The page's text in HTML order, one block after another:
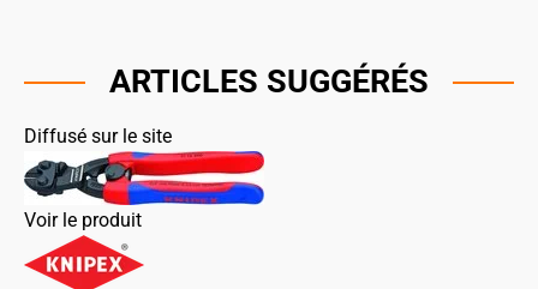
ARTICLES SUGGÉRÉS
Diffusé sur le site
Voir le produit